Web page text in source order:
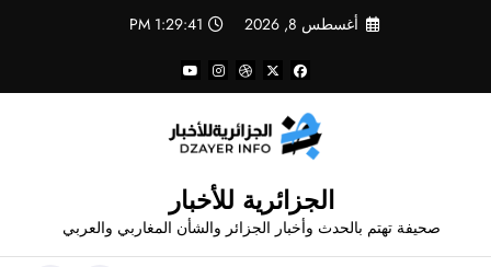
أغسطس 8, 2026 1:29:42 PM
الجزائرية للأخبار
صحيفة تهتم بالحدث وأخبار الجزائر والشأن المغاربي والعربي